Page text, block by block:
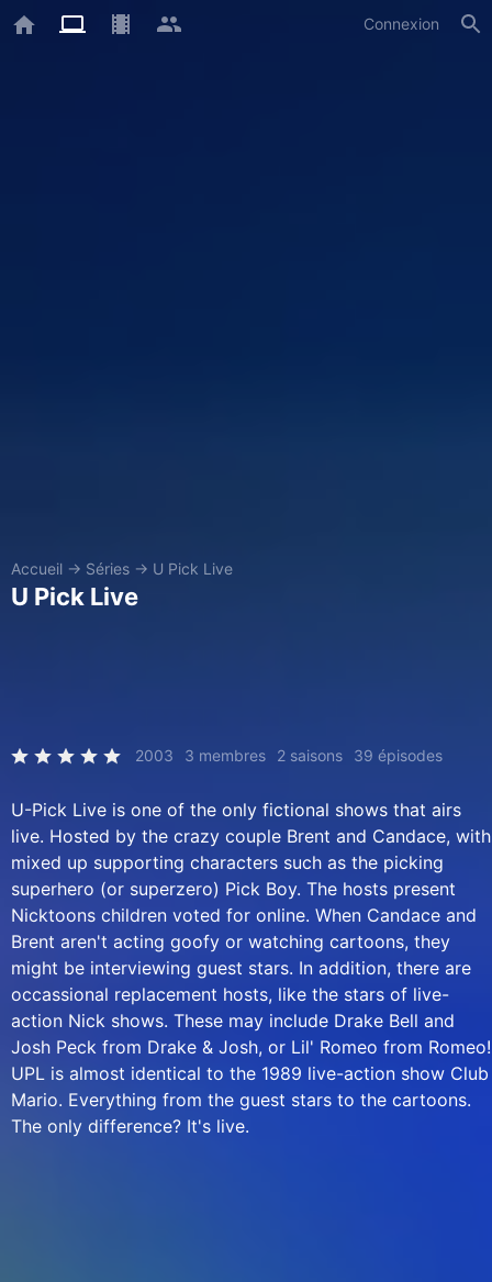
Connexion
Accueil → Séries → U Pick Live
U Pick Live
2003 3 membres 2 saisons 39 épisodes
U-Pick Live is one of the only fictional shows that airs
live. Hosted by the crazy couple Brent and Candace, with
mixed up supporting characters such as the picking
superhero (or superzero) Pick Boy. The hosts present
Nicktoons children voted for online. When Candace and
Brent aren't acting goofy or watching cartoons, they
might be interviewing guest stars. In addition, there are
occassional replacement hosts, like the stars of live-
action Nick shows. These may include Drake Bell and
Josh Peck from Drake & Josh, or Lil' Romeo from Romeo!
UPL is almost identical to the 1989 live-action show Club
Mario. Everything from the guest stars to the cartoons.
The only difference? It's live.